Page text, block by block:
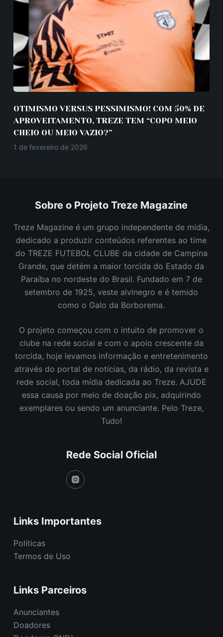
OTIMISMO VERSUS PESSIMISMO! COM 50% DE
APROVEITAMENTO, TREZE TEM “COPO MEIO
CHEIO OU MEIO VAZIO?”
1 de fevereiro de 2026
Sobre o Projeto Treze Magazine
Treze Magazine é um grupo independente de mídia,
dedicado a produzir conteúdos referentes ao time
do TREZE FUTEBOL CLUBE da cidade de Campina
Grande, que detém a maior torcida do Estado da
Paraíba no nordeste do Brasil. Fundado em 7 de
setembro de 1925, veste alvinegro e é temido
como o Galo da Borborema.
O projeto começou com o intuito de promover o
clube na rede social e com o apoio crescente da
torcida, hoje levamos informação e entretenimento
através do portal de notícias, da rádio, da revista e
rede social, toda mídia dedicada ao Treze. AJUDE
essa causa por meio de doação pix, adquirindo
exemplares ou sendo um anunciante. Pelo Treze,
Tudo!
Rede Social Oficial
Links Importantes
Políticas
Termos de Uso
Links Parceiros
Anunciantes
Doadores